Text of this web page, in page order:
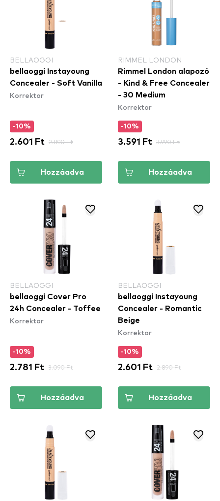
BELLAOGGI
bellaoggi Instayoung
Concealer - Soft Vanilla
Korrektor
-10%
2.601 Ft 2.890 Ft
Hozzáadva
RIMMEL LONDON
Rimmel London alapozó
- Kind & Free Concealer
- 30 Medium
Korrektor
-10%
3.591 Ft 3.990 Ft
Hozzáadva
BELLAOGGI
bellaoggi Cover Pro
24h Concealer - Toffee
Korrektor
-10%
2.781 Ft 3.090 Ft
Hozzáadva
BELLAOGGI
bellaoggi Instayoung
Concealer - Romantic
Beige
Korrektor
-10%
2.601 Ft 2.890 Ft
Hozzáadva